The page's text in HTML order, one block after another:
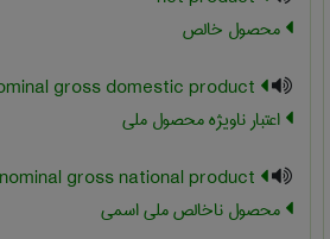
محصول خالص
اعتبار ناویژه محصول ملی
محصول ناخالص ملی اسمی